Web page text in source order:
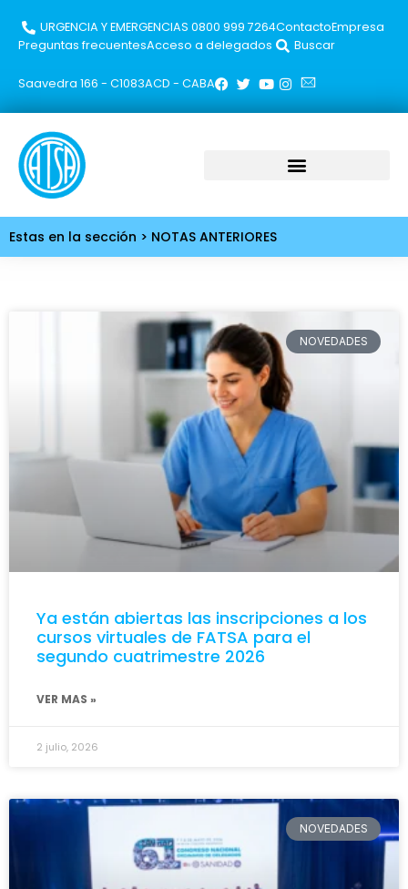
URGENCIA Y EMERGENCIAS 0800 999 7264​ContactoEmpresa
Preguntas frecuentesAcceso a delegados Buscar
Saavedra 166 - C1083ACD - CABA
Estas en la sección > NOTAS ANTERIORES
NOVEDADES
Ya están abiertas las inscripciones a los
cursos virtuales de FATSA para el
segundo cuatrimestre 2026
VER MAS »
2 julio, 2026
NOVEDADES